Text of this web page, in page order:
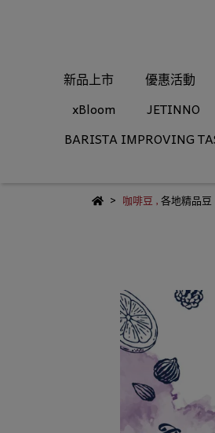
新品上市 優惠活動
xBloom
JETINNO
BARISTA IMPROVING
咖啡豆 ,各地精品豆